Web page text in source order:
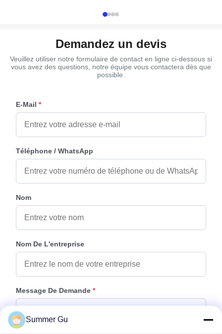
Demandez un devis
Veuillez utiliser notre formulaire de contact en ligne ci-dessous si
vous avez des questions, notre équipe vous contactera dès que
possible.
E-Mail *
Téléphone / WhatsApp
Nom
Nom De L'entreprise
Message De Demande *
Summer Gu